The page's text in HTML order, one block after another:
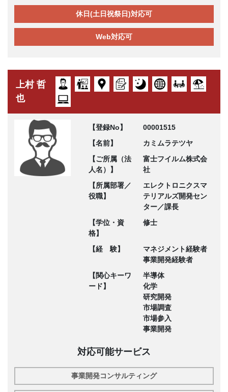
休日(土日祝祭日)対応可
Web対応可
上村 哲
也
【登録No】
00001515
【名前】
カミムラテツヤ
【ご所属（法
人名）】
富士フイルム株式会
社
【所属部署／
役職】
エレクトロニクスマ
テリアルズ開発セン
ター／課長
【学位・資
格】
修士
【経 験】
マネジメント経験者
事業開発経験者
【関心キーワ
ード】
半導体
化学
研究開発
市場調査
市場参入
事業開発
対応可能サービス
事業開発コンサルティング